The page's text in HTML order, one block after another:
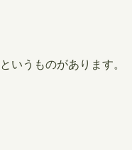
いうものがあります。